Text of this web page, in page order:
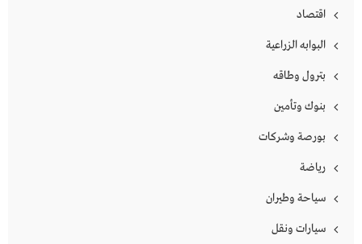
اقتصاد
البوابه الزراعية
بترول وطاقه
بنوك وتأمين
بورصة وشركات
رياضة
سياحة وطيران
سيارات ونقل